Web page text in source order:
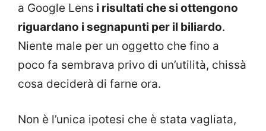
a Google Lens i risultati che si ottengono
riguardano i segnapunti per il biliardo.
Niente male per un oggetto che fino a
poco fa sembrava privo di un’utilità, chissà
cosa deciderà di farne ora.
Non è l’unica ipotesi che è stata vagliata,